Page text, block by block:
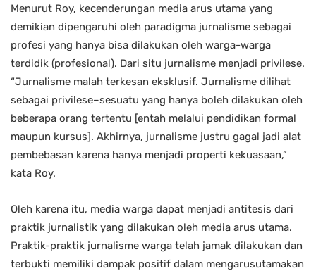
Menurut Roy, kecenderungan media arus utama yang
demikian dipengaruhi oleh paradigma jurnalisme sebagai
profesi yang hanya bisa dilakukan oleh warga-warga
terdidik (profesional). Dari situ jurnalisme menjadi privilese.
“Jurnalisme malah terkesan eksklusif. Jurnalisme dilihat
sebagai privilese–sesuatu yang hanya boleh dilakukan oleh
beberapa orang tertentu [entah melalui pendidikan formal
maupun kursus]. Akhirnya, jurnalisme justru gagal jadi alat
pembebasan karena hanya menjadi properti kekuasaan,”
kata Roy.
Oleh karena itu, media warga dapat menjadi antitesis dari
praktik jurnalistik yang dilakukan oleh media arus utama.
Praktik-praktik jurnalisme warga telah jamak dilakukan dan
terbukti memiliki dampak positif dalam mengarusutamakan